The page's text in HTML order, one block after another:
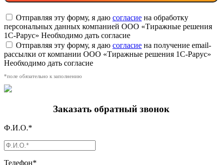
Отправляя эту форму, я даю согласие на обработку
персональных данных компанией ООО «Тиражные решения
1С-Рарус» Необходимо дать согласие
Отправляя эту форму, я даю согласие на получение email-
рассылки от компании ООО «Тиражные решения 1С-Рарус»
Необходимо дать согласие
*поле обязательно к заполнению
Заказать обратный звонок
Ф.И.О.*
Телефон*